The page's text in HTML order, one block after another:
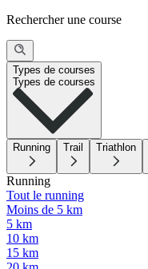
Rechercher une course
Types de courses
Types de courses
Running Trail Triathlon
Running
Tout le running
Moins de 5 km
5 km
10 km
15 km